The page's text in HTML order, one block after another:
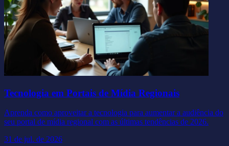
Tecnologia em Portais de Mídia Regionais
Aprenda como aproveitar a tecnologia para aumentar a audiência do
seu portal de mídia regional com as últimas tendências de 2026.
31 de jul. de 2026